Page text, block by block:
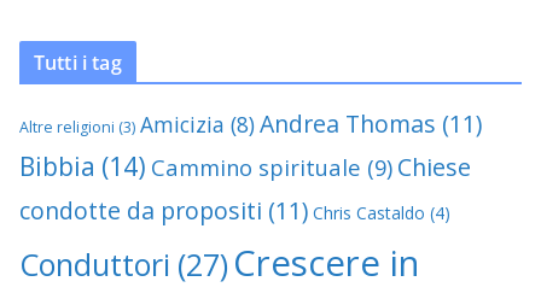
Tutti i tag
Altre religioni (3) Amicizia (8)Andrea Thomas (11)
Bibbia (14) Cammino spirituale (9) Chiese
condotte da propositi (11) Chris Castaldo (4)
Conduttori (27) Crescere in